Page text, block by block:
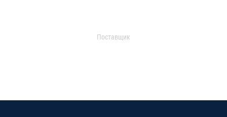
Поставщик